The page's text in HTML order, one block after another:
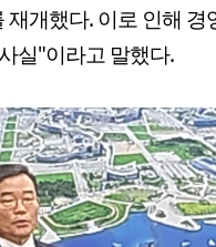
재개했다. 이로 인해 경
실"이라고 말했다.